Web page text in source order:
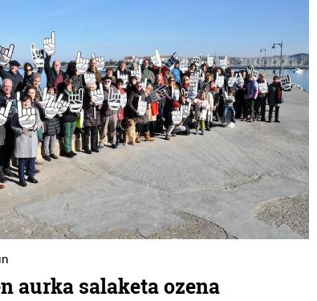
aurka salaketa ozena